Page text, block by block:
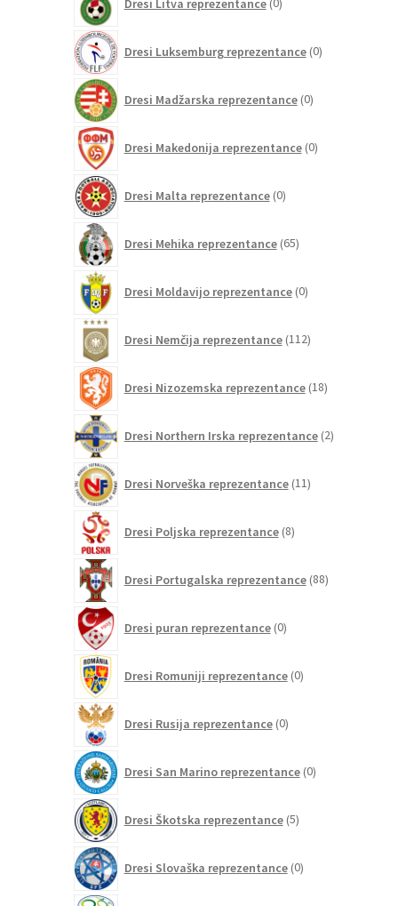
izdelkov
Dresi Luksemburg reprezentance 0izdelkov
Dresi Madžarska reprezentance 0izdelkov
Dresi Makedonija reprezentance 0izdelkov
Dresi Malta reprezentance 0izdelkov
Dresi Mehika reprezentance 65izdelkov
Dresi Moldavijo reprezentance 0izdelkov
Dresi Nemčija reprezentance 112izdelkov
Dresi Nizozemska reprezentance 18izdelkov
Dresi Northern Irska reprezentance 2izdelka
Dresi Norveška reprezentance 11izdelkov
Dresi Poljska reprezentance 8izdelkov
Dresi Portugalska reprezentance 88izdelkov
Dresi puran reprezentance 0izdelkov
Dresi Romuniji reprezentance 0izdelkov
Dresi Rusija reprezentance 0izdelkov
Dresi San Marino reprezentance 0izdelkov
Dresi Škotska reprezentance 5izdelkov
Dresi Slovaška reprezentance 0izdelkov